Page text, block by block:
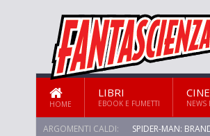
HOME
LIBRI
EBOOK E FUMETTI NEWS
ARGOMENTI CALDI: SPIDER-MAN: